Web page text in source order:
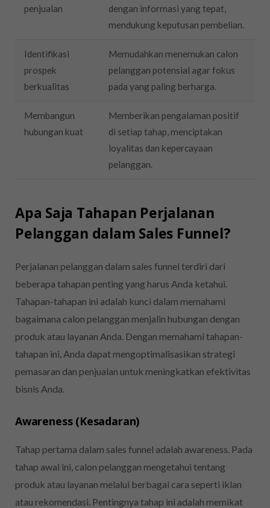
penjualan
dengan informasi yang tepat,
mendukung keputusan pembelian.
Identifikasi
prospek
berkualitas
Memudahkan menemukan calon
pelanggan potensial agar fokus
pada yang paling berharga.
Membangun
hubungan kuat
Memberikan pengalaman positif
di setiap tahap, menciptakan
loyalitas dan kepercayaan
pelanggan.
Apa Saja Tahapan Perjalanan
Pelanggan dalam Sales Funnel?
Perjalanan pelanggan dalam sales funnel terdiri dari
beberapa tahapan penting yang harus Anda ketahui.
Tahapan-tahapan ini adalah kunci dalam memahami
bagaimana calon pelanggan menjalin hubungan dengan
produk atau layanan Anda. Dengan memahami tahapan-
tahapan ini, Anda dapat mengoptimalisasikan strategi
pemasaran dan penjualan untuk meningkatkan efektivitas
bisnis Anda.
Awareness (Kesadaran)
Tahap pertama dalam sales funnel adalah awareness. Pada
tahap awal ini, calon pelanggan mengetahui tentang
produk atau layanan melalui berbagai cara seperti iklan
atau rekomendasi. Pentingnya tahap ini adalah memikat